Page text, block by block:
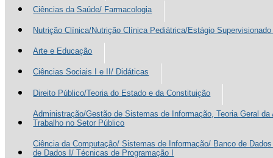
Ciências da Saúde/ Farmacologia
Nutrição Clínica/Nutrição Clínica Pediátrica/Estágio
Arte e Educação
Ciências Sociais I e II/ Didáticas
Direito Público/Teoria do Estado e da Constituição
Administração/Gestão de Sistemas de Informação, Teoria Geral
Trabalho no Setor Público
Ciência da Computação/ Sistemas de Informação/ Banco de
de Dados I/ Técnicas de Programação I